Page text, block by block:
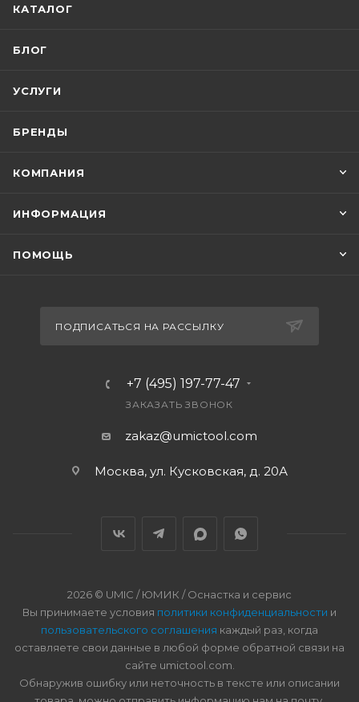
КАТАЛОГ
БЛОГ
УСЛУГИ
БРЕНДЫ
КОМПАНИЯ
ИНФОРМАЦИЯ
ПОМОЩЬ
ПОДПИСАТЬСЯ НА РАССЫЛКУ
+7 (495) 197-77-47
ЗАКАЗАТЬ ЗВОНОК
zakaz@umictool.com
Москва, ул. Кусковская, д. 20А
2026 © UMIC / ЮМИК / Оснастка и сервис
Вы принимаете условия политики конфиденциальности и
пользовательского соглашения каждый раз, когда
оставляете свои данные в любой форме обратной связи на
сайте umictool.com.
Обнаружив ошибку или неточность в тексте или описании